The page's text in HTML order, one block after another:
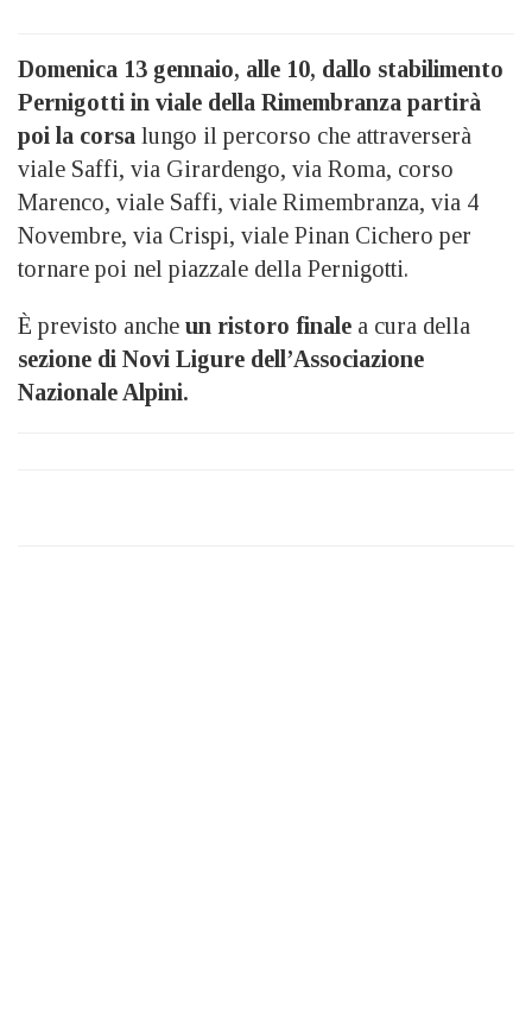
Domenica 13 gennaio, alle 10, dallo stabilimento
Pernigotti in viale della Rimembranza partirà
poi la corsa lungo il percorso che attraverserà
viale Saffi, via Girardengo, via Roma, corso
Marenco, viale Saffi, viale Rimembranza, via 4
Novembre, via Crispi, viale Pinan Cichero per
tornare poi nel piazzale della Pernigotti.
È previsto anche un ristoro finale a cura della
sezione di Novi Ligure dell’Associazione
Nazionale Alpini.